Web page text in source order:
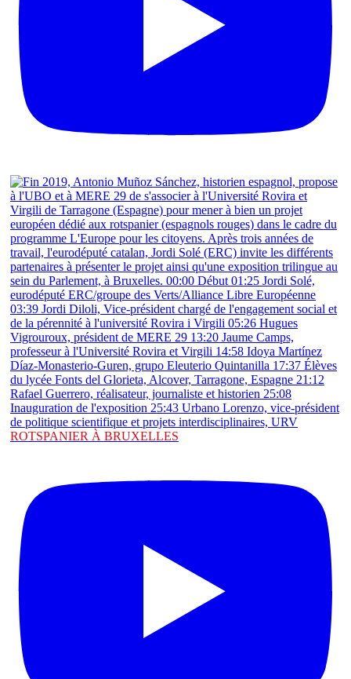
ROTSPANIER À BRUXELLES